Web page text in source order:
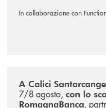
In collaborazione con
A Calici
7/8 agosto, con lo
RomagnaBanca,